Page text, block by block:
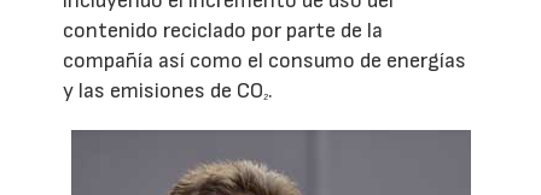
contenido reciclado por parte de la
compañía así como el consumo de energías
y las emisiones de CO2.